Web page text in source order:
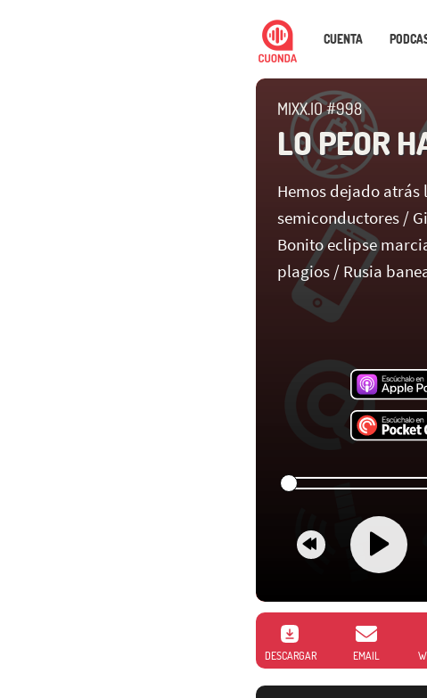
CUENTA
MIXX.IO #998
LO PEOR
Hemos dejado atrás
semiconductores /
Bonito eclipse
plagios / Rusia
DESCARGAR EMAIL